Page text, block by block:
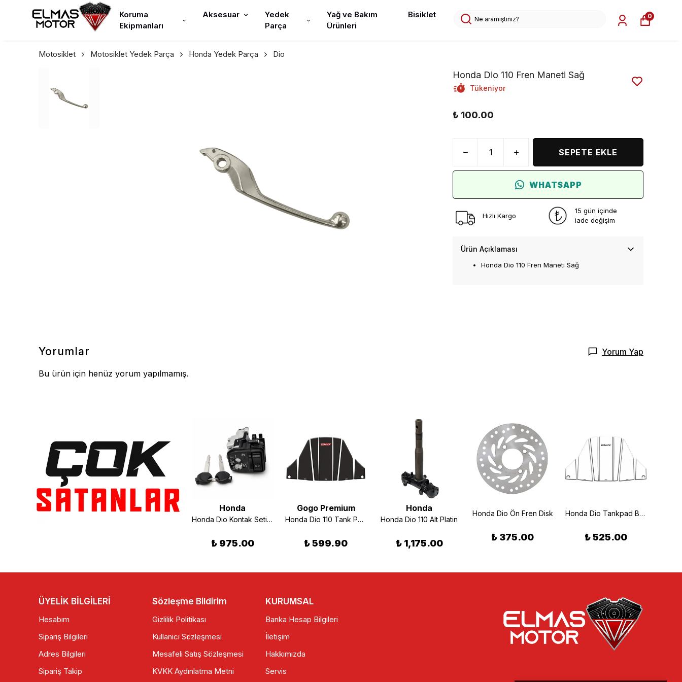
Koruma
Ekipmanları
Aksesuar
Yedek
Parça
Yağ ve Bakım
Ürünleri
Bisiklet 0
Motosiklet Motosiklet Yedek Parça Honda Yedek Parça Dio
Honda Dio 110 Fren Maneti Sağ
Tükeniyor
₺ 100.00
SEPETE EKLE
WHATSAPP
Hızlı Kargo
15 gün içinde
iade değişim
Ürün Açıklaması
Honda Dio 110 Fren Maneti Sağ
Yorumlar Yorum Yap
Bu ürün için henüz yorum yapılmamış.
Honda Honda Honda
Honda Dio Kontak Seti Komple
₺ 975.00
Gogo Premium
Honda Dio 110 Tank Pad Set Siyah Kırmızı
₺ 599.90
Honda
Honda Dio 110 Alt Platin
₺ 1,175.00
Honda Dio Ön Fren Disk
₺ 375.00
Honda Dio Tankpad Beyaz
₺ 525.00
ÜYELİK BİLGİLERİ
Hesabım
Sipariş Bilgileri
Adres Bilgileri
Sipariş Takip
Sözleşme Bildirim
Gizlilik Politikası
Kullanıcı Sözleşmesi
Mesafeli Satış Sözleşmesi
KVKK Aydınlatma Metni
KURUMSAL
Banka Hesap Bilgileri
İletişim
Hakkımızda
Servis